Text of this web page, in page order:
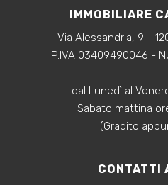
IMMOBILIARE
Via Alessandria, 9 -
P.IVA 03409490046 -
dal Lunedì al
Sabato mattina
(Gradito
CONTATTI